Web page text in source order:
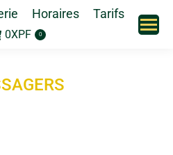
Horaires Tarifs
0XPF 0